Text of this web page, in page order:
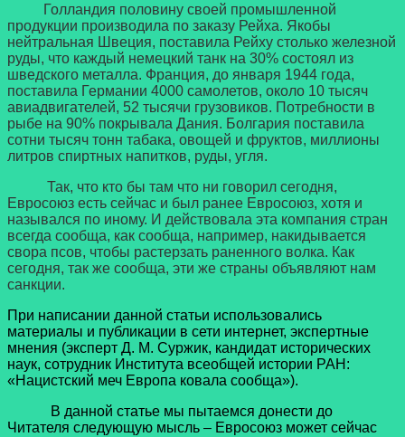
Голландия половину своей промышленной
продукции производила по заказу Рейха. Якобы
нейтральная Швеция, поставила Рейху столько железной
руды, что каждый немецкий танк на 30% состоял из
шведского металла. Франция, до января 1944 года,
поставила Германии 4000 самолетов, около 10 тысяч
авиадвигателей, 52 тысячи грузовиков. Потребности в
рыбе на 90% покрывала Дания. Болгария поставила
сотни тысяч тонн табака, овощей и фруктов, миллионы
литров спиртных напитков, руды, угля.
Так, что кто бы там что ни говорил сегодня,
Евросоюз есть сейчас и был ранее Евросоюз, хотя и
назывался по иному. И действовала эта компания стран
всегда сообща, как сообща, например, накидывается
свора псов, чтобы растерзать раненного волка. Как
сегодня, так же сообща, эти же страны объявляют нам
санкции.
При написании данной статьи использовались
материалы и публикации в сети интернет, экспертные
мнения (эксперт Д. М. Суржик, кандидат исторических
наук, сотрудник Института всеобщей истории РАН:
«Нацистский меч Европа ковала сообща»).
В данной статье мы пытаемся донести до
Читателя следующую мысль – Евросоюз может сейчас